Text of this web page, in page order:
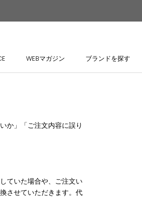
WEBマガジン
WEBマガジン
ブランドを探す
か」「ご注文内容に誤り
ていた場合や、ご注文い
させていただきます。代